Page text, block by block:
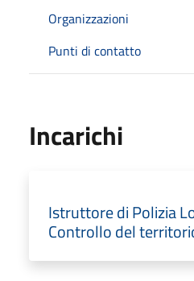
Organizzazioni
Punti di contatto
Incarichi
Istruttore di Polizia
Controllo del